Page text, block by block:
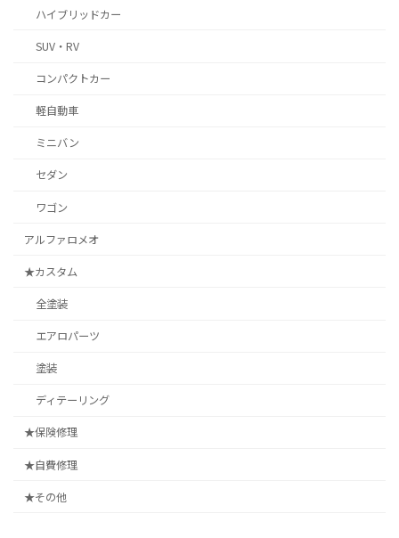
ハイブリッドカー
SUV・RV
コンパクトカー
軽自動車
ミニバン
セダン
ワゴン
アルファロメオ
★カスタム
全塗装
エアロパーツ
塗装
ディテーリング
★保険修理
★自費修理
★その他